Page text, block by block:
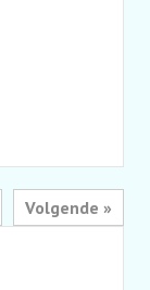
Volgende »